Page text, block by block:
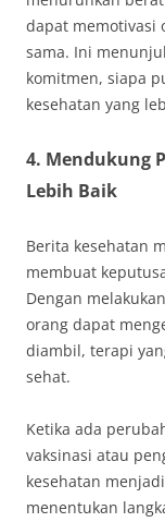
dapat memotivasi
sama. Ini
komitmen, siapa
kesehatan yang
4. Mendukung
Lebih Baik
Berita kesehatan
membuat
Dengan
orang dapat
diambil, terapi
sehat.
Ketika ada
vaksinasi atau
kesehatan
menentukan